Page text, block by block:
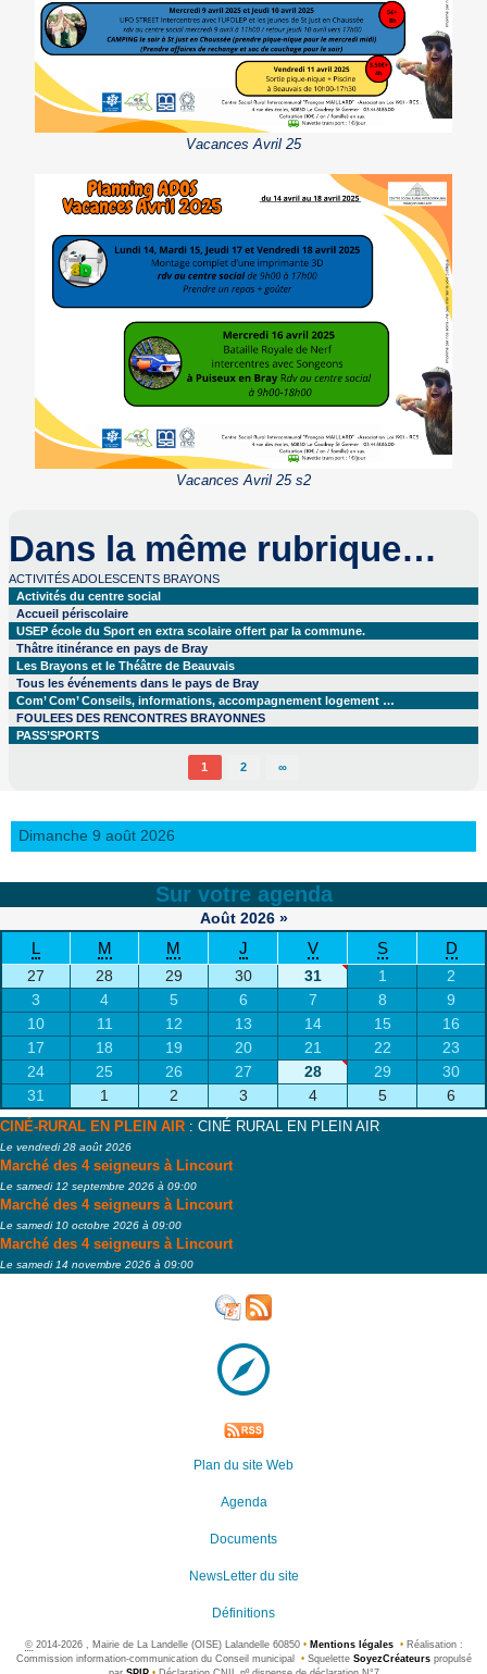
Vacances Avril 25
Vacances Avril 25 s2
Dans la même rubrique…
ACTIVITÉS ADOLESCENTS BRAYONS
Activités du centre social
Accueil périscolaire
USEP école du Sport en extra scolaire offert par la commune.
Thâtre itinérance en pays de Bray
Les Brayons et le Théâtre de Beauvais
Tous les événements dans le pays de Bray
Com’ Com’ Conseils, informations, accompagnement logement …
FOULEES DES RENCONTRES BRAYONNES
PASS’SPORTS
1 2 ∞
Dimanche 9 août 2026
Sur votre agenda
Août 2026 »
L M M J V S D
27 28 29 30 31 1
2
3
4 5 6 7 8
9
10
11 12 13 14 15
16
17
18 19 20 21 22
23
24
25 26 27 28 29
30
31
1 2 3 4 5 6
CINÉ-RURAL EN PLEIN AIR : CINÉ RURAL EN PLEIN AIR
Le vendredi 28 août 2026
Marché des 4 seigneurs à Lincourt
Le samedi 12 septembre 2026 à 09:00
Marché des 4 seigneurs à Lincourt
Le samedi 10 octobre 2026 à 09:00
Marché des 4 seigneurs à Lincourt
Le samedi 14 novembre 2026 à 09:00
Plan du site Web
Agenda
Documents
NewsLetter du site
Définitions
©2014-2026 , Mairie de La Landelle (OISE) Lalandelle 60850 • Mentions légales • Réalisation :
Commission information-communication du Conseil municipal
•Squelette SoyezCréateurspropulsé